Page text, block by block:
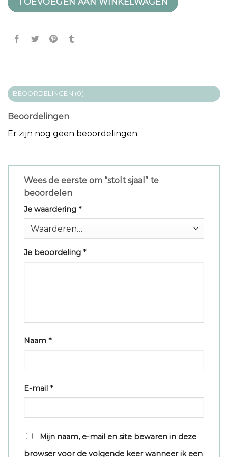
BEOORDELINGEN (0)
Beoordelingen
Er zijn nog geen beoordelingen.
Wees de eerste om “stolt sjaal” te
beoordelen
Je waardering *
Je beoordeling *
Naam *
E-mail *
Mijn naam, e-mail en site bewaren in deze
browser voor de volgende keer wanneer ik een